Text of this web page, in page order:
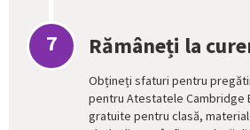
7 Rămâneți la
Obțineți sfaturi pentru
pentru Atestatele Cambridge
gratuite pentru clasă,